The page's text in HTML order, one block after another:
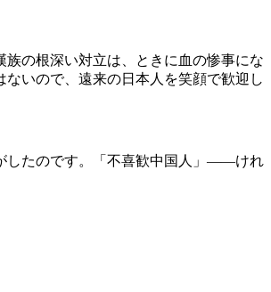
の根深い対立は、ときに血の惨事にな
いので、遠来の日本人を笑顔で歓迎し
したのです。「不喜歓中国人」――けれ